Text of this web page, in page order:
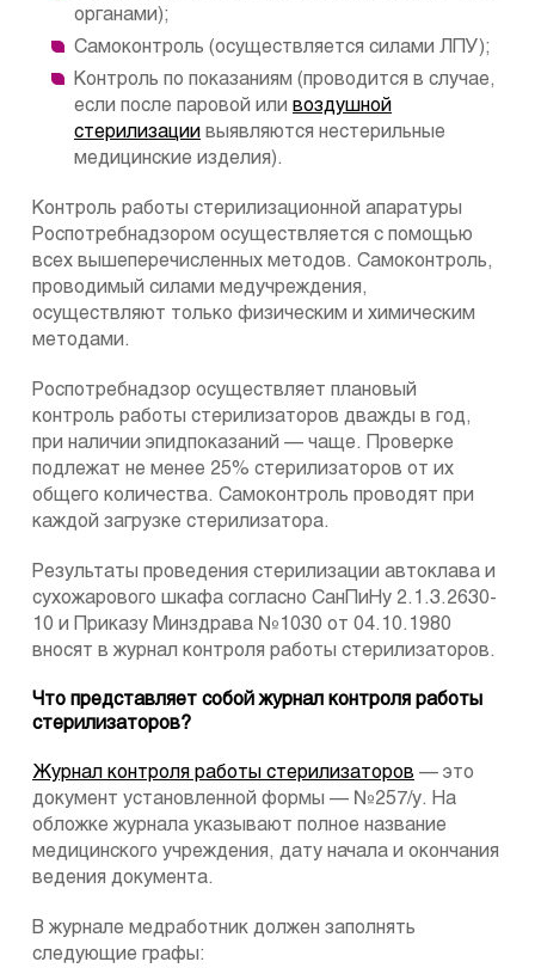
органами);
Самоконтроль (осуществляется силами ЛПУ);
Контроль по показаниям (проводится в случае,
если после паровой или воздушной
стерилизации выявляются нестерильные
медицинские изделия).
Контроль работы стерилизационной апаратуры
Роспотребнадзором осуществляется с помощью
всех вышеперечисленных методов. Самоконтроль,
проводимый силами медучреждения,
осуществляют только физическим и химическим
методами.
Роспотребнадзор осуществляет плановый
контроль работы стерилизаторов дважды в год,
при наличии эпидпоказаний — чаще. Проверке
подлежат не менее 25% стерилизаторов от их
общего количества. Самоконтроль проводят при
каждой загрузке стерилизатора.
Результаты проведения стерилизации автоклава и
сухожарового шкафа согласно СанПиНу 2.1.3.2630-
10 и Приказу Минздрава №1030 от 04.10.1980
вносят в журнал контроля работы стерилизаторов.
Что представляет собой журнал контроля работы
стерилизаторов?
Журнал контроля работы стерилизаторов — это
документ установленной формы — №257/у. На
обложке журнала указывают полное название
медицинского учреждения, дату начала и окончания
ведения документа.
В журнале медработник должен заполнять
следующие графы: